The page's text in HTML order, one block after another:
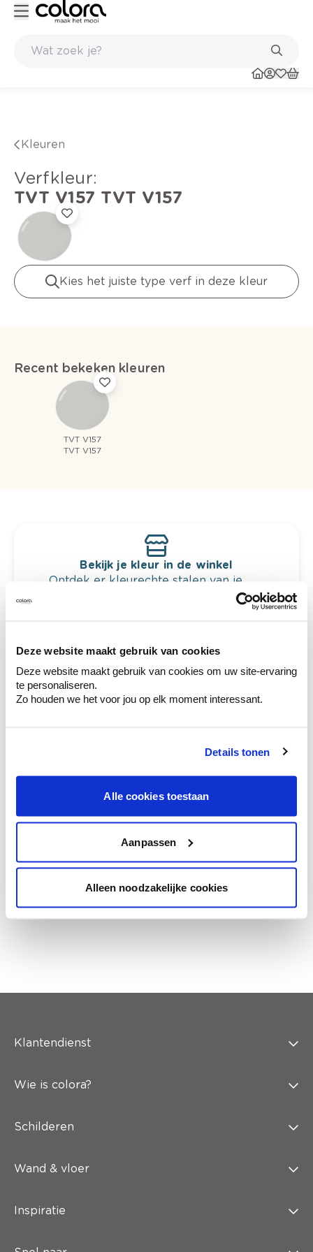
Deze website maakt gebruik van cookies
Deze website maakt gebruik van cookies om uw site-ervaring
te personaliseren.
Zo houden we het voor jou op elk moment interessant.
Details tonen
Alle cookies toestaan
Aanpassen
Alleen noodzakelijke cookies
Kleuren
verfkleur:
TVT V157 TVT V157
Kies het juiste type verf in deze kleur
Recent bekeken kleuren
TVT V157
TVT V157
Bekijk je kleur in de winkel
Ontdek er kleurechte stalen van je
Krijg persoonlijk advies om kleuren te
combineren.
Kleuradvies aan huis
en je meubels.
Krijg ineens een technologische check-up
van je muren.
Klantendienst
Wie is colora?
Schilderen
Wand & vloer
Inspiratie